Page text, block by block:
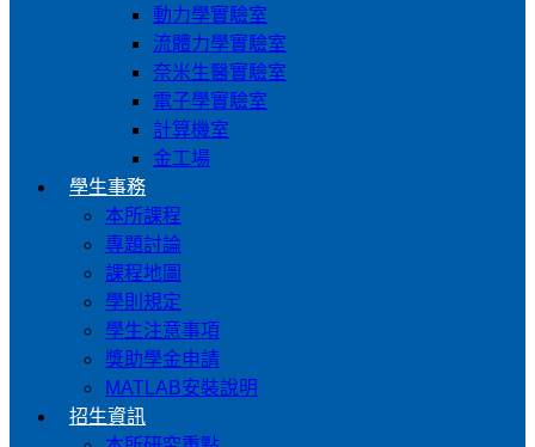
動力學實驗室
流體力學實驗室
奈米生醫實驗室
電子學實驗室
計算機室
金工場
學生事務
本所課程
專題討論
課程地圖
學則規定
學生注意事項
獎助學金申請
MATLAB安裝說明
招生資訊